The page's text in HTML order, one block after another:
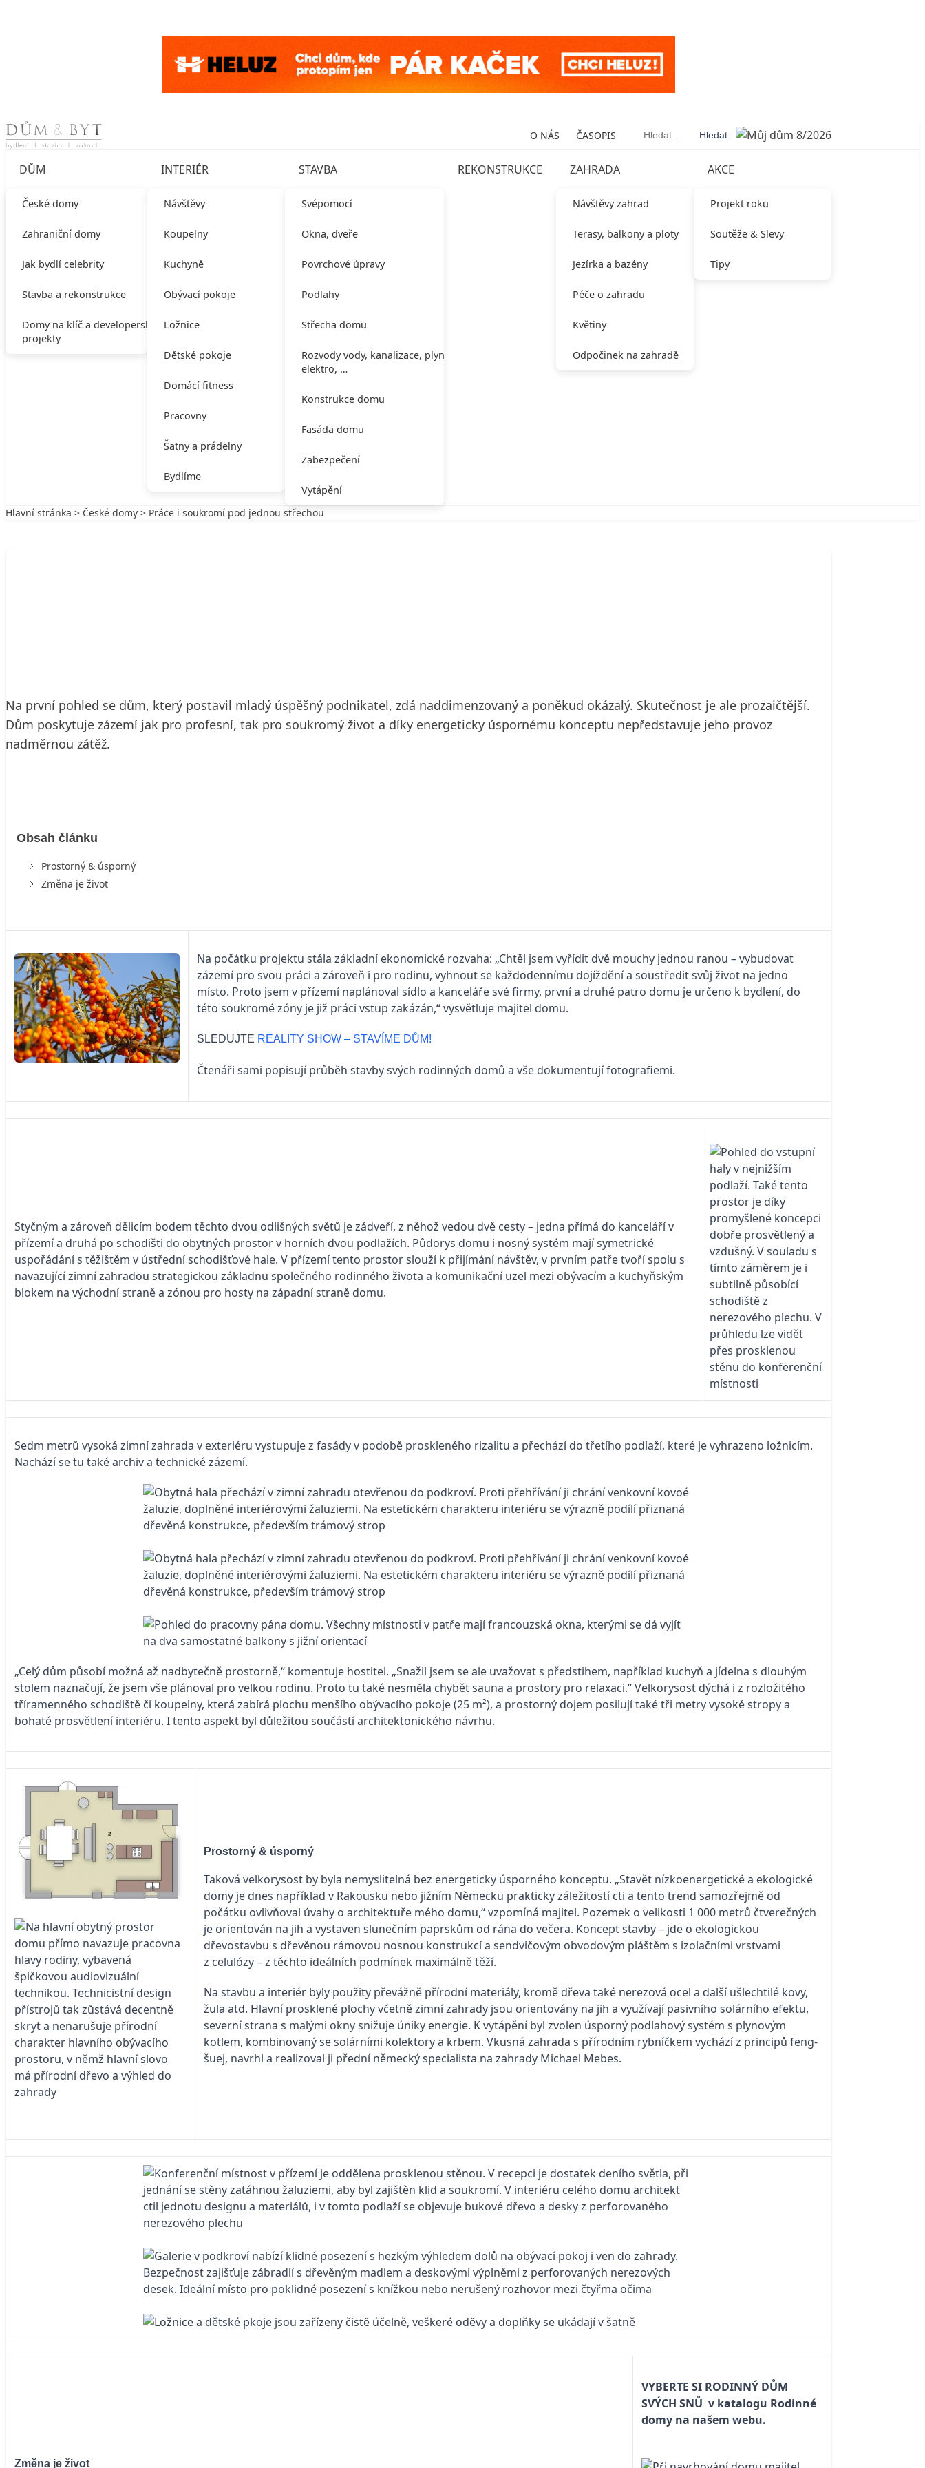
Skip to content O NÁS ČASOPIS Vyhledávání
DŮM
České domy
Zahraniční domy
Jak bydlí celebrity
Stavba a rekonstrukce
Domy na klíč a developerské
projekty
INTERIÉR
Návštěvy
Koupelny
Kuchyně
Obývací pokoje
Ložnice
Dětské pokoje
Domácí fitness
Pracovny
Šatny a prádelny
Bydlíme
STAVBA
Svépomocí
Okna, dveře
Povrchové úpravy
Podlahy
Střecha domu
Rozvody vody, kanalizace, plynu,
elektro, …
Konstrukce domu
Fasáda domu
Zabezpečení
Vytápění
REKONSTRUKCE ZAHRADA
Návštěvy zahrad
Terasy, balkony a ploty
Jezírka a bazény
Péče o zahradu
Květiny
Odpočinek na zahradě
AKCE
Projekt roku
Soutěže & Slevy
Tipy
Hlavní stránka > České domy > Práce i soukromí pod jednou střechou
Na první pohled se dům, který postavil mladý úspěšný podnikatel, zdá naddimenzovaný a poněkud okázalý. Skutečnost je ale prozaičtější.
Dům poskytuje zázemí jak pro profesní, tak pro soukromý život a díky energeticky úspornému konceptu nepředstavuje jeho provoz
nadměrnou zátěž.
Obsah článku
Prostorný & úsporný
Změna je život
Na počátku projektu stála základní ekonomické rozvaha: „Chtěl jsem vyřídit dvě mouchy jednou ranou – vybudovat
zázemí pro svou práci a zároveň i pro rodinu, vyhnout se každodennímu dojíždění a soustředit svůj život na jedno
místo. Proto jsem v přízemí naplánoval sídlo a kanceláře své firmy, první a druhé patro domu je určeno k bydlení, do
této soukromé zóny je již práci vstup zakázán,“ vysvětluje majitel domu.
SLEDUJTE REALITY SHOW – STAVÍME DŮM!
Čtenáři sami popisují průběh stavby svých rodinných domů a vše dokumentují fotografiemi.
Styčným a zároveň dělicím bodem těchto dvou odlišných světů je zádveří, z něhož vedou dvě cesty – jedna přímá do kanceláří v
přízemí a druhá po schodišti do obytných prostor v horních dvou podlažích. Půdorys domu i nosný systém mají symetrické
uspořádání s těžištěm v ústřední schodišťové hale. V přízemí tento prostor slouží k přijímání návštěv, v prvním patře tvoří spolu s
navazující zimní zahradou strategickou základnu společného rodinného života a komunikační uzel mezi obývacím a kuchyňským
blokem na východní straně a zónou pro hosty na západní straně domu.
Sedm metrů vysoká zimní zahrada v exteriéru vystupuje z fasády v podobě proskleného rizalitu a přechází do třetího podlaží, které je vyhrazeno ložnicím.
Nachází se tu také archiv a technické zázemí.
„Celý dům působí možná až nadbytečně prostorně,“ komentuje hostitel. „Snažil jsem se ale uvažovat s předstihem, například kuchyň a jídelna s dlouhým
stolem naznačují, že jsem vše plánoval pro velkou rodinu. Proto tu také nesměla chybět sauna a prostory pro relaxaci.“ Velkorysost dýchá i z rozložitého
tříramenného schodiště či koupelny, která zabírá plochu menšího obývacího pokoje (25 m²), a prostorný dojem posilují také tři metry vysoké stropy a
bohaté prosvětlení interiéru. I tento aspekt byl důležitou součástí architektonického návrhu.
Prostorný & úsporný
Taková velkorysost by byla nemyslitelná bez energeticky úsporného konceptu. „Stavět nízkoenergetické a ekologické
domy je dnes například v Rakousku nebo jižním Německu prakticky záležitostí cti a tento trend samozřejmě od
počátku ovlivňoval úvahy o architektuře mého domu,“ vzpomíná majitel. Pozemek o velikosti 1 000 metrů čtverečných
je orientován na jih a vystaven slunečním paprskům od rána do večera. Koncept stavby – jde o ekologickou
dřevostavbu s dřevěnou rámovou nosnou konstrukcí a sendvičovým obvodovým pláštěm s izolačními vrstvami
z celulózy – z těchto ideálních podmínek maximálně těží.
Na stavbu a interiér byly použity převážně přírodní materiály, kromě dřeva také nerezová ocel a další ušlechtilé kovy,
žula atd. Hlavní prosklené plochy včetně zimní zahrady jsou orientovány na jih a využívají pasivního solárního efektu,
severní strana s malými okny snižuje úniky energie. K vytápění byl zvolen úsporný podlahový systém s plynovým
kotlem, kombinovaný se solárními kolektory a krbem. Vkusná zahrada s přírodním rybníčkem vychází z principů feng-
šuej, navrhl a realizoval ji přední německý specialista na zahrady Michael Mebes.
Změna je život
VYBERTE SI RODINNÝ DŮM
SVÝCH SNŮ v katalogu Rodinné
domy na našem webu.